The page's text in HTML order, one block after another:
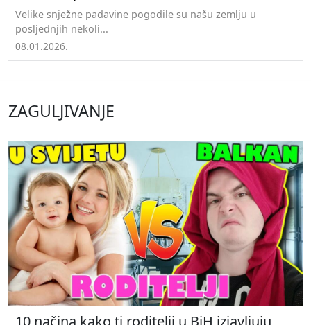
Velike snježne padavine pogodile su našu zemlju u
posljednjih nekoli...
08.01.2026.
ZAGULJIVANJE